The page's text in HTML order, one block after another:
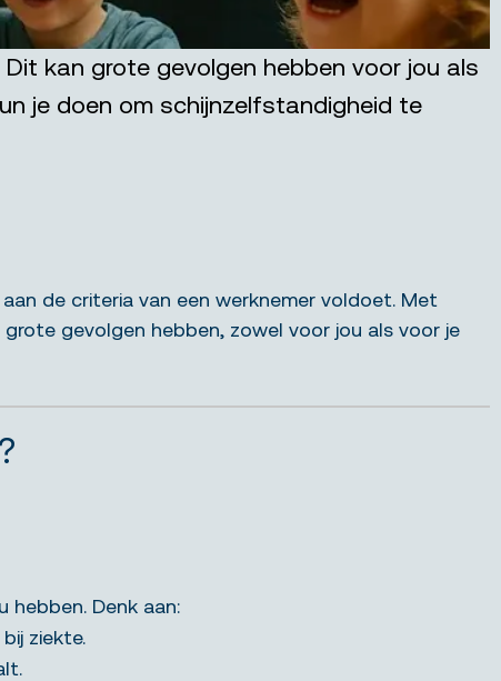
kan grote gevolgen hebben voor jou als
je doen om schijnzelfstandigheid te
de criteria van een werknemer voldoet. Met
gevolgen hebben, zowel voor jou als voor je
hebben. Denk aan:
ziekte.